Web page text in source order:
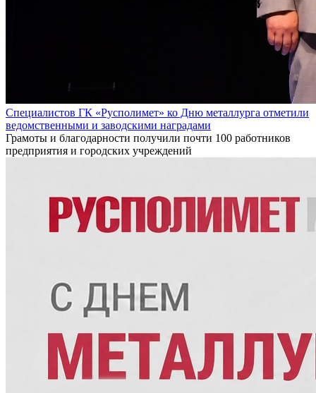
Специалистов ГК «Русполимет» ко Дню металлурга отметили
ведомственными и заводскими наградами
Грамоты и благодарности получили почти 100 работников
предприятия и городских учреждений